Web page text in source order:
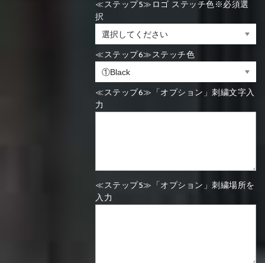
≪ステップ5≫ロゴ ステッチ色※必須選
択
≪ステップ6≫ステッチ色
≪ステップ6≫「オプション」刺繍文字入
力
≪ステップ5≫「オプション」刺繍場所を
入力